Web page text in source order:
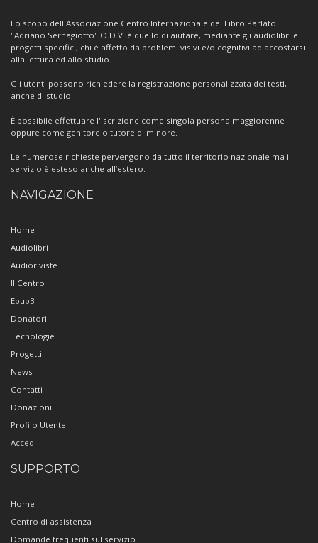
Centro
Lo scopo dell'Associazione Centro Internazionale del Libro Parlato
"Adriano Sernagiotto" O.D.V. è quello di aiutare, mediante gli audiolibri e
progetti specifici, chi è affetto da problemi visivi e/o cognitivi ad accostarsi
alla lettura ed allo studio.
Gli utenti possono richiedere la registrazione personalizzata dei testi,
anche di studio.
È possibile effettuare l'iscrizione come singola persona maggiorenne
oppure come genitore o tutore di minore.
Le numerose richieste pervengono da tutto il territorio nazionale ma il
servizio è esteso anche all’estero.
NAVIGAZIONE
Home
Audiolibri
Audioriviste
Il Centro
Epub3
Donatori
Tecnologie
Progetti
News
Contatti
Donazioni
Profilo Utente
Accedi
SUPPORTO
Home
Centro di assistenza
Domande frequenti sul servizio